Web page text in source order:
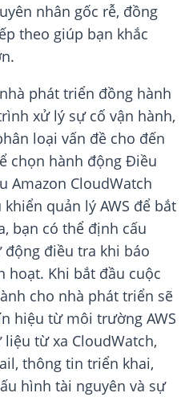
nhân gốc rễ, đồng
theo giúp bạn khắc
phát triển đồng hành
xử lý sự cố vận hành,
loại vấn đề cho đến
chọn hành động Điều
Amazon CloudWatch
quản lý AWS để bắt
bạn có thể định cấu
điều tra khi báo
hoạt. Khi bắt đầu cuộc
cho nhà phát triển sẽ
hiệu từ môi trường AWS
từ xa CloudWatch,
thông tin triển khai,
hình tài nguyên và sự